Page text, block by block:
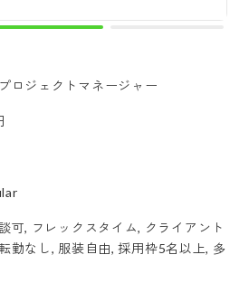
ロジェクトマネージャー
可, フレックスタイム, クライアント
勤なし, 服装自由, 採用枠5名以上, 多